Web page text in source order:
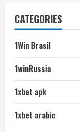
CATEGORIES
1Win Brasil
1winRussia
1xbet apk
1xbet arabic